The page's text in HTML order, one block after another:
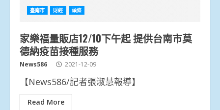
臺南市 財經 頭條
家樂福量販店12/10下午起 提供台南市莫
德納疫苗接種服務
News586 2021-12-09
【News586/記者張淑慧報導】
Read More